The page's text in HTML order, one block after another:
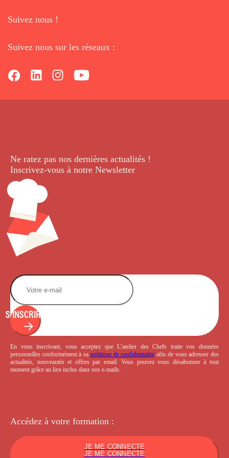
Suivez nous !
Suivez nous sur les réseaux :
Ne ratez pas nos dernières actualités !
Inscrivez-vous à notre Newsletter.
S'INSCRIRE
En vous inscrivant, vous acceptez que L’atelier des Chefs traite vos données
personnelles conformément à sa politique de confidentialité afin de vous adresser des
actualités, nouveautés et offres par email. Vous pouvez vous désabonner à tout
moment grâce au lien inclus dans nos e-mails.
Accédez à votre formation :
JE ME CONNECTE
JE ME CONNECTE